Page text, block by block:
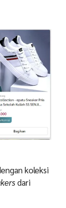
koleksi
dari